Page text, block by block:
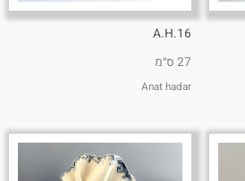
A.H.16
27 ס״מ
Anat hadar